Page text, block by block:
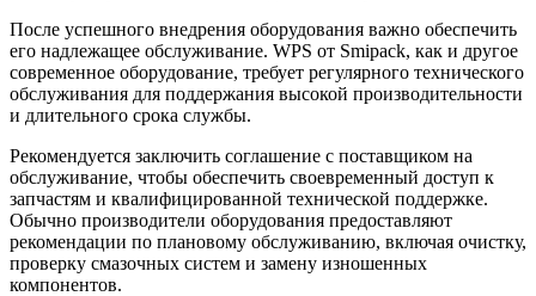
После успешного внедрения оборудования важно обеспечить
его надлежащее обслуживание. WPS от Smipack, как и другое
современное оборудование, требует регулярного технического
обслуживания для поддержания высокой производительности
и длительного срока службы.
Рекомендуется заключить соглашение с поставщиком на
обслуживание, чтобы обеспечить своевременный доступ к
запчастям и квалифицированной технической поддержке.
Обычно производители оборудования предоставляют
рекомендации по плановому обслуживанию, включая очистку,
проверку смазочных систем и замену изношенных
компонентов.